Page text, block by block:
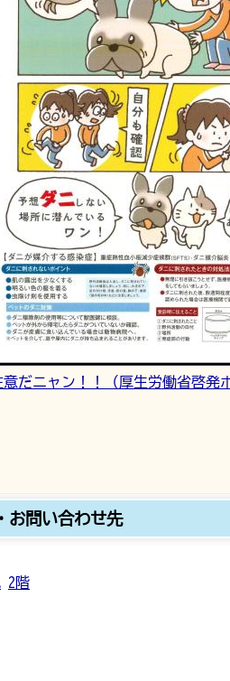
だニャン！！（厚生労働省啓発
お問い合わせ先
2階